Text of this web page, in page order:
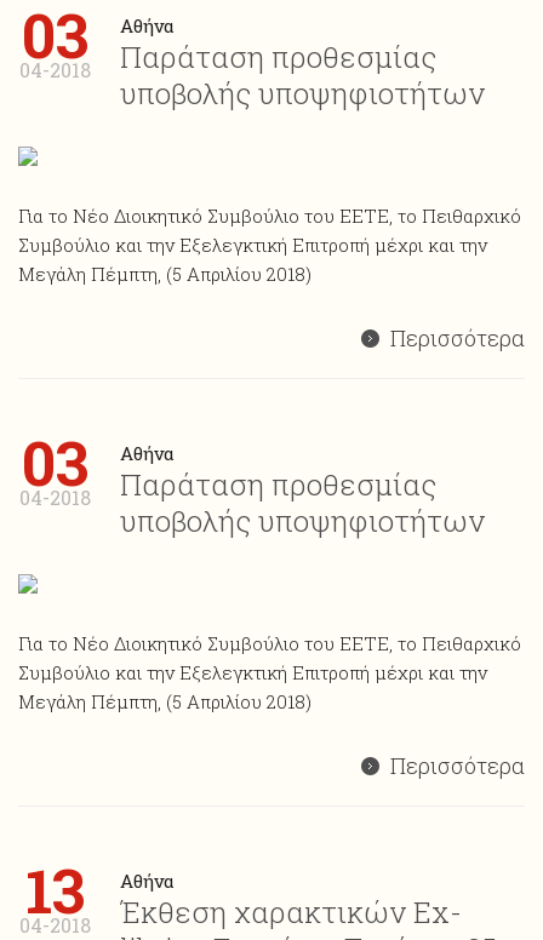
03
04-2018
Αθήνα
Παράταση προθεσμίας
υποβολής υποψηφιοτήτων
Για το Νέο Διοικητικό Συμβούλιο του ΕΕΤΕ, το Πειθαρχικό
Συμβούλιο και την Εξελεγκτική Επιτροπή μέχρι και την
Μεγάλη Πέμπτη, (5 Απριλίου 2018)
Περισσότερα
03
04-2018
Αθήνα
Παράταση προθεσμίας
υποβολής υποψηφιοτήτων
Για το Νέο Διοικητικό Συμβούλιο του ΕΕΤΕ, το Πειθαρχικό
Συμβούλιο και την Εξελεγκτική Επιτροπή μέχρι και την
Μεγάλη Πέμπτη, (5 Απριλίου 2018)
Περισσότερα
13
04-2018
Αθήνα
Έκθεση χαρακτικών Ex-